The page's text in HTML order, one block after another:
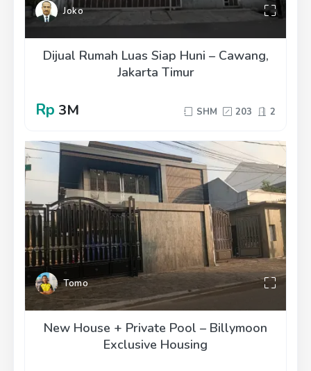
Joko
Dijual Rumah Luas Siap Huni – Cawang,
Jakarta Timur
Rp 3M SHM 203 2
Tomo
New House + Private Pool – Billymoon
Exclusive Housing